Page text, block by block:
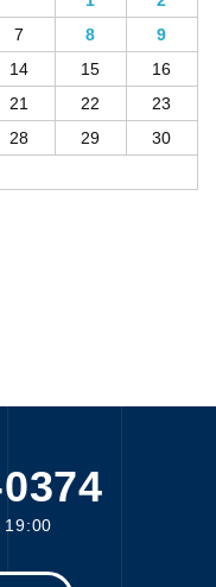
7 8
9
14 15
16
21 22
23
28 29
30
19:00